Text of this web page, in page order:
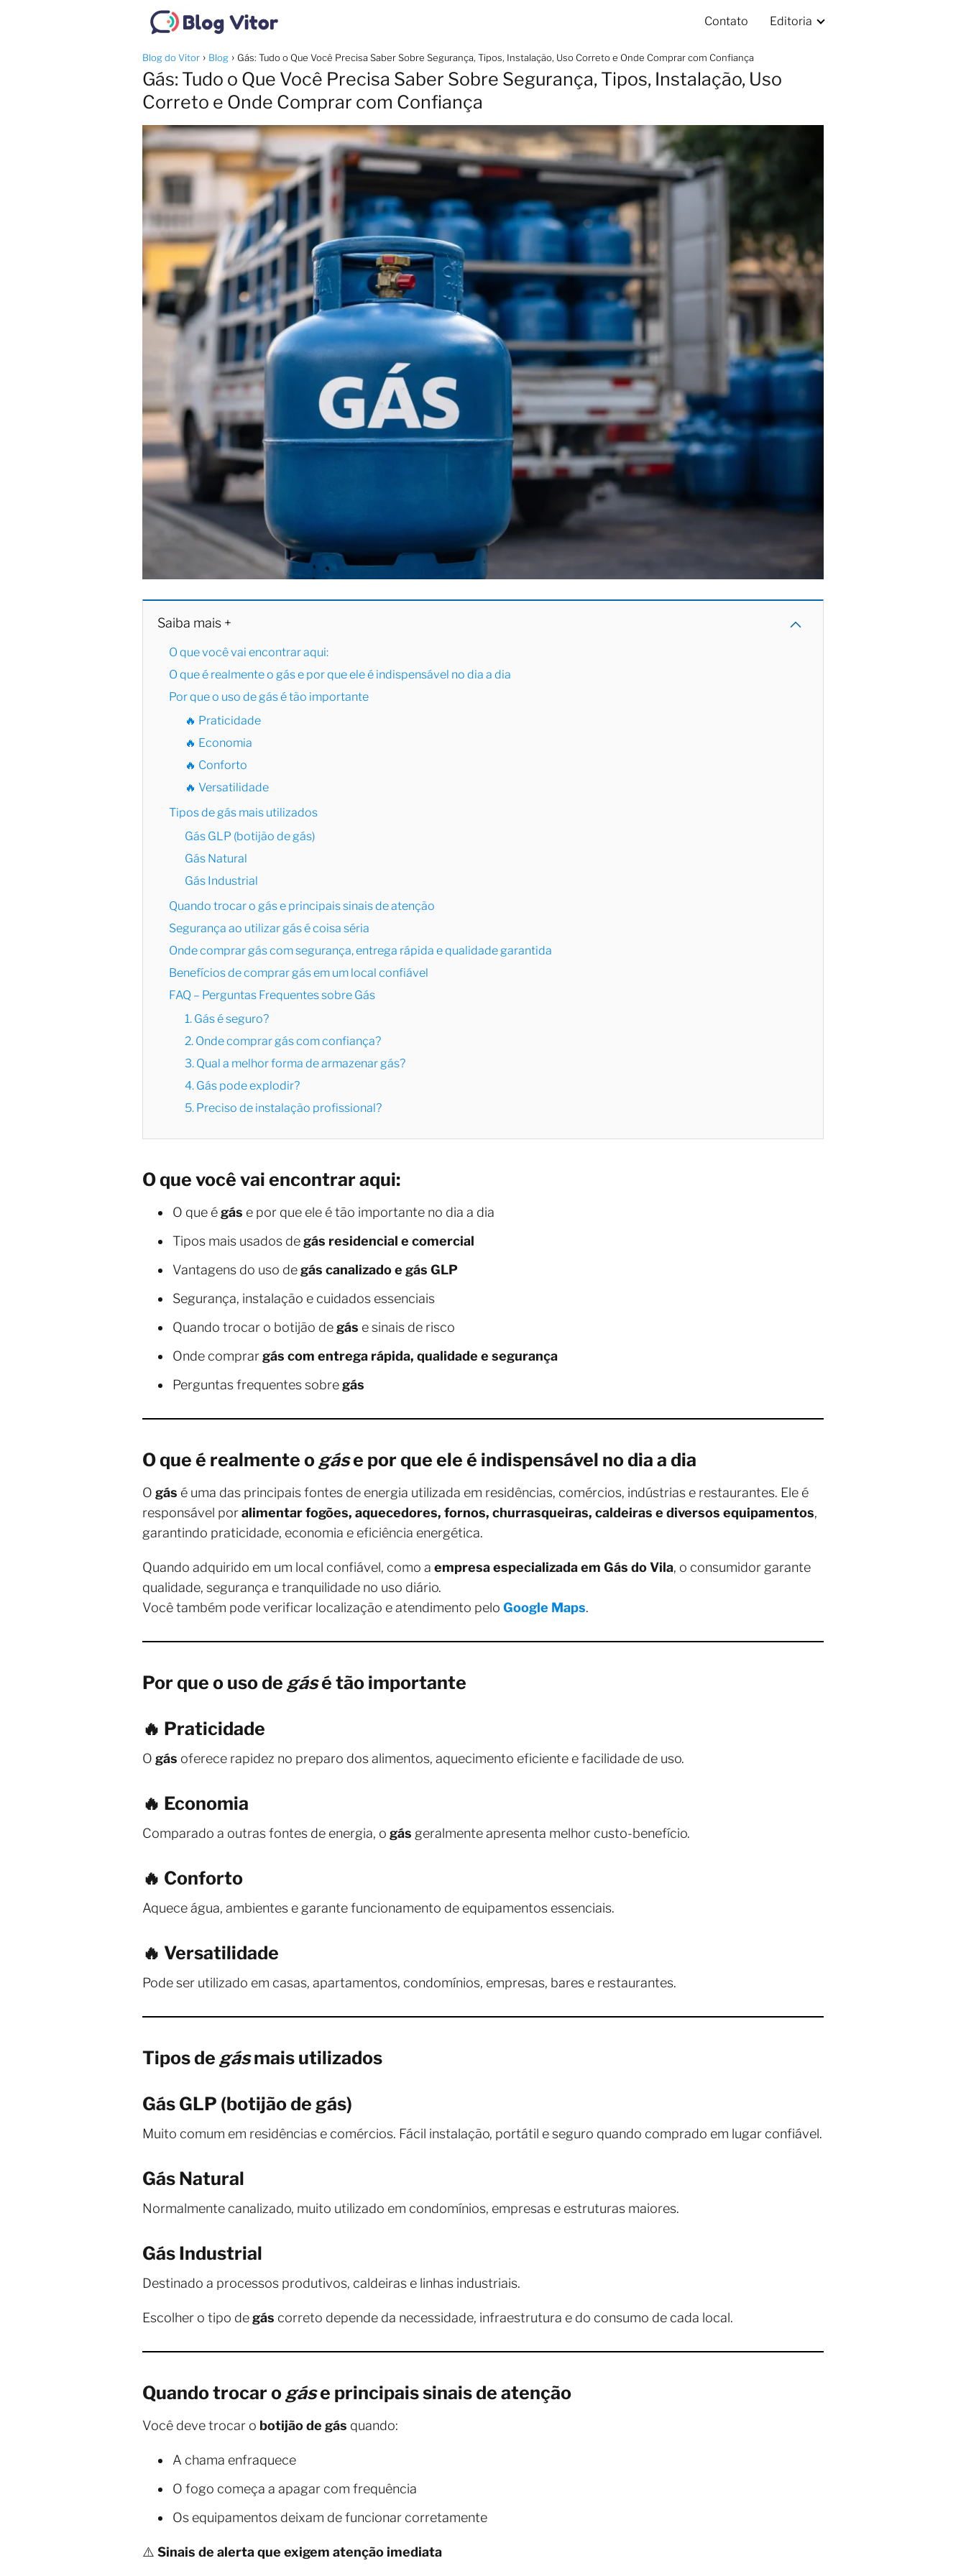
Contato Editoria
Blog do Vitor Blog Gás: Tudo o Que Você Precisa Saber Sobre Segurança, Tipos, Instalação, Uso Correto e Onde Comprar com Confiança
Gás: Tudo o Que Você Precisa Saber Sobre Segurança, Tipos, Instalação, Uso
Correto e Onde Comprar com Confiança
Saiba mais +
O que você vai encontrar aqui:
O que é realmente o gás e por que ele é indispensável no dia a dia
Por que o uso de gás é tão importante
🔥 Praticidade
🔥 Economia
🔥 Conforto
🔥 Versatilidade
Tipos de gás mais utilizados
Gás GLP (botijão de gás)
Gás Natural
Gás Industrial
Quando trocar o gás e principais sinais de atenção
Segurança ao utilizar gás é coisa séria
Onde comprar gás com segurança, entrega rápida e qualidade garantida
Benefícios de comprar gás em um local confiável
FAQ – Perguntas Frequentes sobre Gás
1. Gás é seguro?
2. Onde comprar gás com confiança?
3. Qual a melhor forma de armazenar gás?
4. Gás pode explodir?
5. Preciso de instalação profissional?
O que você vai encontrar aqui:
O que égás e por que ele é tão importante no dia a dia
Tipos mais usados degás residencial e comercial
Vantagens do uso degás canalizado e gás GLP
Segurança, instalação e cuidados essenciais
Quando trocar o botijão degás e sinais de risco
Onde comprargás com entrega rápida, qualidade e segurança
Perguntas frequentes sobregás
O que é realmente o gáse por que ele é indispensável no dia a dia
O gás é uma das principais fontes de energia utilizada em residências, comércios, indústrias e restaurantes. Ele é
responsável poralimentar fogões, aquecedores, fornos, churrasqueiras, caldeiras e diversos equipamentos,
garantindo praticidade, economia e eficiência energética.
Quando adquirido em um local confiável, como a empresa especializada em Gás do Vila, o consumidor garante
qualidade, segurança e tranquilidade no uso diário.
Você também pode verificar localização e atendimento pelo Google Maps.
Por que o uso de gásé tão importante
🔥 Praticidade
O gás oferece rapidez no preparo dos alimentos, aquecimento eficiente e facilidade de uso.
🔥 Economia
Comparado a outras fontes de energia, o gás geralmente apresenta melhor custo-benefício.
🔥 Conforto
Aquece água, ambientes e garante funcionamento de equipamentos essenciais.
🔥 Versatilidade
Pode ser utilizado em casas, apartamentos, condomínios, empresas, bares e restaurantes.
Tipos de gásmais utilizados
Gás GLP (botijão de gás)
Muito comum em residências e comércios. Fácil instalação, portátil e seguro quando comprado em lugar confiável.
Gás Natural
Normalmente canalizado, muito utilizado em condomínios, empresas e estruturas maiores.
Gás Industrial
Destinado a processos produtivos, caldeiras e linhas industriais.
Escolher o tipo degás correto depende da necessidade, infraestrutura e do consumo de cada local.
Quando trocar o gáse principais sinais de atenção
Você deve trocar o botijão de gás quando:
A chama enfraquece
O fogo começa a apagar com frequência
Os equipamentos deixam de funcionar corretamente
⚠️ Sinais de alerta que exigem atenção imediata